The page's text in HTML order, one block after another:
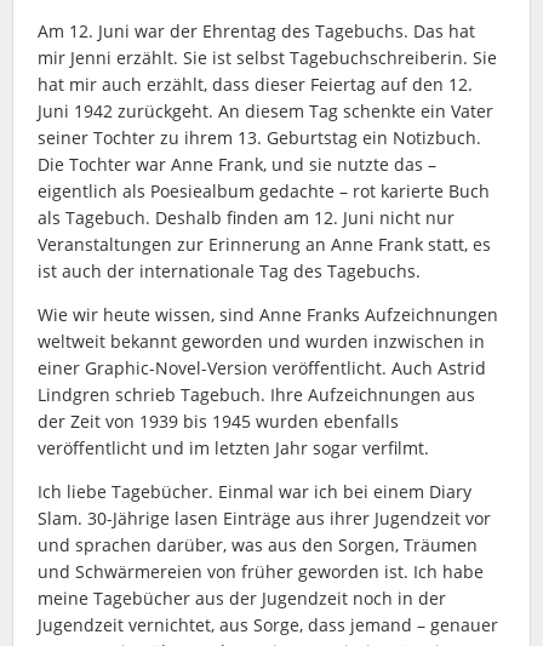
Am 12. Juni war der Ehrentag des Tagebuchs. Das hat
mir Jenni erzählt. Sie ist selbst Tagebuchschreiberin. Sie
hat mir auch erzählt, dass dieser Feiertag auf den 12.
Juni 1942 zurückgeht. An diesem Tag schenkte ein Vater
seiner Tochter zu ihrem 13. Geburtstag ein Notizbuch.
Die Tochter war Anne Frank, und sie nutzte das –
eigentlich als Poesiealbum gedachte – rot karierte Buch
als Tagebuch. Deshalb finden am 12. Juni nicht nur
Veranstaltungen zur Erinnerung an Anne Frank statt, es
ist auch der internationale Tag des Tagebuchs.
Wie wir heute wissen, sind Anne Franks Aufzeichnungen
weltweit bekannt geworden und wurden inzwischen in
einer Graphic-Novel-Version veröffentlicht. Auch Astrid
Lindgren schrieb Tagebuch. Ihre Aufzeichnungen aus
der Zeit von 1939 bis 1945 wurden ebenfalls
veröffentlicht und im letzten Jahr sogar verfilmt.
Ich liebe Tagebücher. Einmal war ich bei einem Diary
Slam. 30-Jährige lasen Einträge aus ihrer Jugendzeit vor
und sprachen darüber, was aus den Sorgen, Träumen
und Schwärmereien von früher geworden ist. Ich habe
meine Tagebücher aus der Jugendzeit noch in der
Jugendzeit vernichtet, aus Sorge, dass jemand – genauer